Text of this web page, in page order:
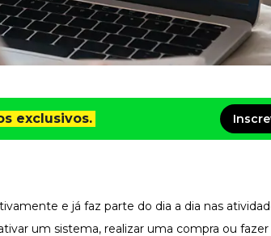
exclusivos.
e já faz parte do dia a dia nas
um sistema, realizar uma compra ou